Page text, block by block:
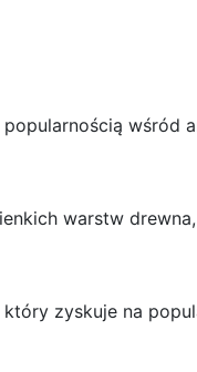
wśród
warstw
który zyskuje na